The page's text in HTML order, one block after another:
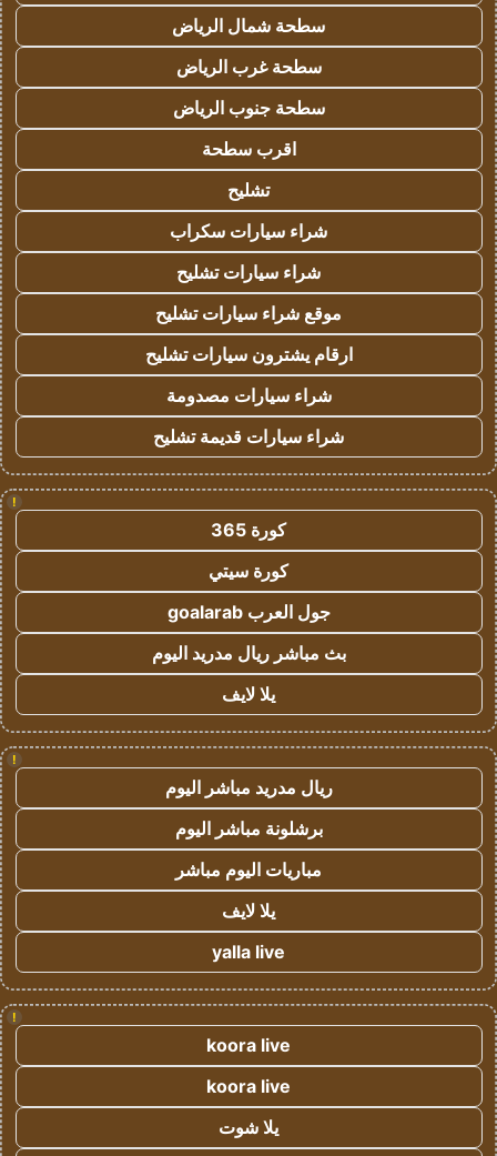
سطحة شمال الرياض
سطحة غرب الرياض
سطحة جنوب الرياض
اقرب سطحة
تشليح
شراء سيارات سكراب
شراء سيارات تشليح
موقع شراء سيارات تشليح
ارقام يشترون سيارات تشليح
شراء سيارات مصدومة
شراء سيارات قديمة تشليح
!
كورة 365
كورة سيتي
جول العرب goalarab
بث مباشر ريال مدريد اليوم
يلا لايف
!
ريال مدريد مباشر اليوم
برشلونة مباشر اليوم
مباريات اليوم مباشر
يلا لايف
yalla live
!
koora live
koora live
يلا شوت